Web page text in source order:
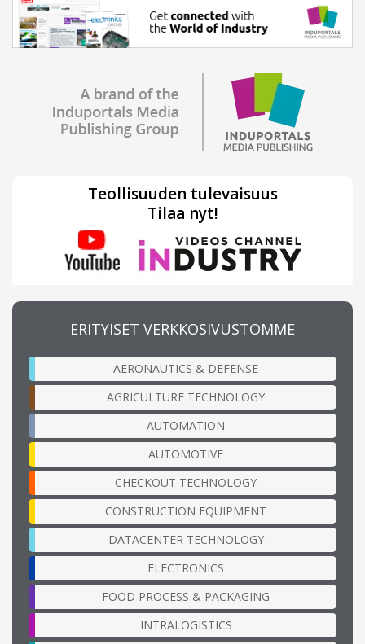
Teollisuuden tulevaisuus
Tilaa nyt!
ERITYISET VERKKOSIVUSTOMME
AERONAUTICS & DEFENSE
AGRICULTURE TECHNOLOGY
AUTOMATION
AUTOMOTIVE
CHECKOUT TECHNOLOGY
CONSTRUCTION EQUIPMENT
DATACENTER TECHNOLOGY
ELECTRONICS
FOOD PROCESS & PACKAGING
INTRALOGISTICS